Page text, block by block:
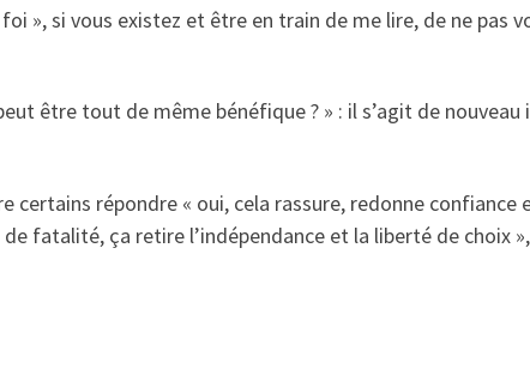
», si vous existez et être en train de me lire, de ne pas
être tout de même bénéfique ? » : il s’agit de
certains répondre « oui, cela rassure, redonne confiance
de fatalité, ça retire l’indépendance et la liberté de choix